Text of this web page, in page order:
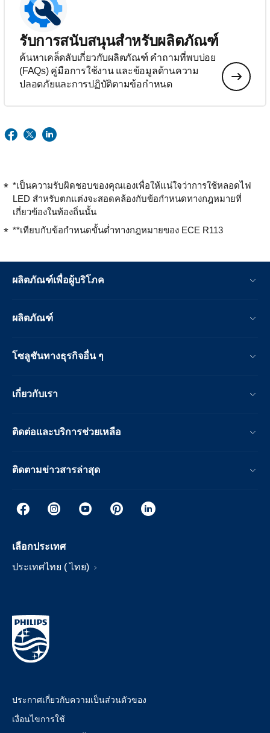
รับการสนับสนุนสำหรับผลิตภัณฑ์
ค้นหาเคล็ดลับเกี่ยวกับผลิตภัณฑ์ คำถามที่พบบ่อย
(FAQs) คู่มือการใช้งาน และข้อมูลด้านความ
ปลอดภัยและการปฏิบัติตามข้อกำหนด
*เป็นความรับผิดชอบของคุณเองเพื่อให้แน่ใจว่าการใช้หลอดไฟ
LED สำหรับตกแต่งจะสอดคล้องกับข้อกำหนดทางกฎหมายที่
เกี่ยวข้องในท้องถิ่นนั้น
**เทียบกับข้อกำหนดขั้นต่ำทางกฎหมายของ ECE R113
ผลิตภัณฑ์เพื่อผู้บริโภค
ผลิตภัณฑ์
โซลูชันทางธุรกิจอื่น ๆ
เกี่ยวกับเรา
ติดต่อและบริการช่วยเหลือ
ติดตามข่าวสารล่าสุด
เลือกประเทศ
ประเทศไทย ( ไทย)
ประกาศเกี่ยวกับความเป็นส่วนตัวของ
เงื่อนไขการใช้